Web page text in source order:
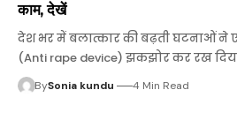
काम, देखें
देश भर में बलात्कार की बढ़ती घटनाओं ने
(Anti rape device) झकझोर कर रख
BySonia kundu 4 Min Read